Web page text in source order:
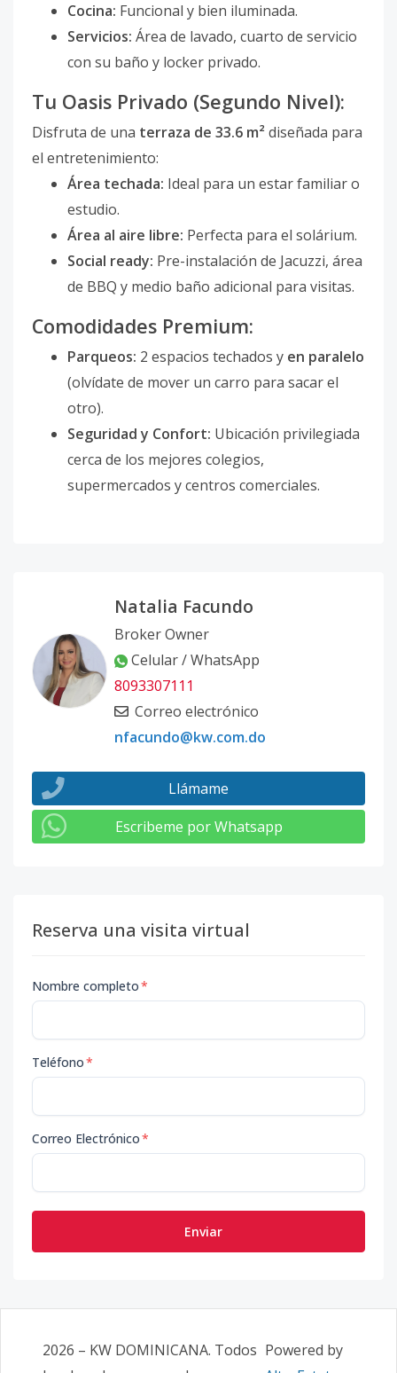
Cocina: Funcional y bien iluminada.
Servicios: Área de lavado, cuarto de servicio
con su baño y locker privado.
Tu Oasis Privado (Segundo Nivel):
Disfruta de una terraza de 33.6 m²diseñada para
el entretenimiento:
Área techada: Ideal para un estar familiar o
estudio.
Área al aire libre: Perfecta para el solárium.
Social ready: Pre-instalación de Jacuzzi, área
de BBQ y medio baño adicional para visitas.
Comodidades Premium:
Parqueos: 2 espacios techados y en paralelo
(olvídate de mover un carro para sacar el
otro).
Seguridad y Confort: Ubicación privilegiada
cerca de los mejores colegios,
supermercados y centros comerciales.
Natalia Facundo
Broker Owner
Celular / WhatsApp
8093307111
Correo electrónico
nfacundo@kw.com.do
Llámame
Escribeme por Whatsapp
Reserva una visita virtual
Nombre completo*
Teléfono*
Correo Electrónico*
Enviar
2026 – KW DOMINICANA. Todos Powered by